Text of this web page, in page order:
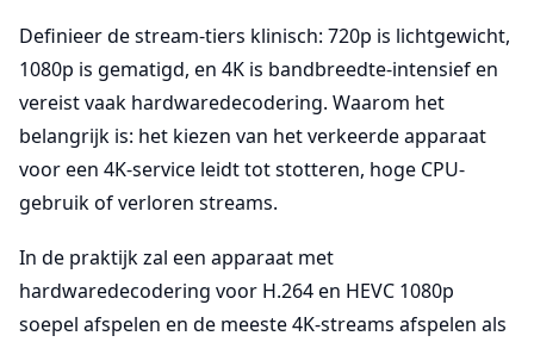
Definieer de stream-tiers klinisch: 720p is lichtgewicht,
1080p is gematigd, en 4K is bandbreedte-intensief en
vereist vaak hardwaredecodering. Waarom het
belangrijk is: het kiezen van het verkeerde apparaat
voor een 4K-service leidt tot stotteren, hoge CPU-
gebruik of verloren streams.
In de praktijk zal een apparaat met
hardwaredecodering voor H.264 en HEVC 1080p
soepel afspelen en de meeste 4K-streams afspelen als